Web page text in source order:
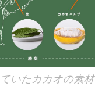
いたカカオの素材